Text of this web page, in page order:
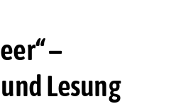
–
Lesung